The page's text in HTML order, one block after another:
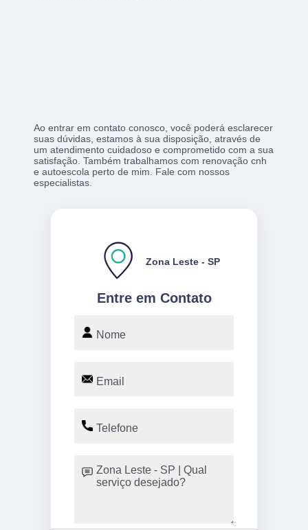
Ao entrar em contato conosco, você poderá esclarecer
suas dúvidas, estamos à sua disposição, através de
um atendimento cuidadoso e comprometido com a sua
satisfação. Também trabalhamos com renovação cnh
e autoescola perto de mim. Fale com nossos
especialistas.
Entre em Contato
Zona Leste - SP